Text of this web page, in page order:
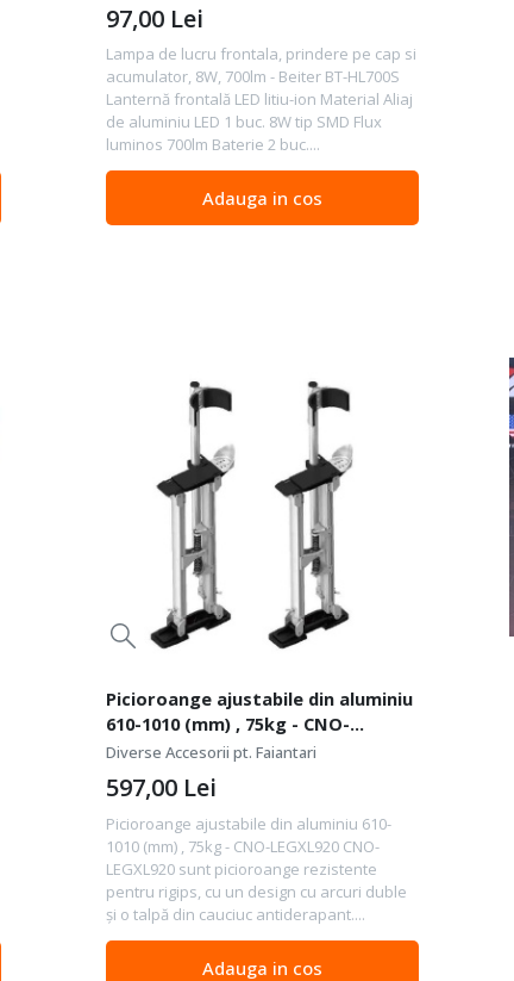
Lampa de lucru frontala, prindere pe cap si
acumulator, 8W, 700lm - Beiter BT-HL700S
Lanternă frontală LED litiu-ion Material Aliaj
de aluminiu LED 1 buc. 8W tip SMD Flux
luminos 700lm Baterie 2 buc....
97,00 Lei
Adauga in cos
Picioroange ajustabile din aluminiu
610-1010 (mm) , 75kg - CNO-
LEGXL920
Diverse Accesorii pt. Faiantari
Picioroange ajustabile din aluminiu 610-
1010 (mm) , 75kg - CNO-LEGXL920 CNO-
LEGXL920 sunt picioroange rezistente
pentru rigips, cu un design cu arcuri duble
și o talpă din cauciuc antiderapant....
597,00 Lei
Adauga in cos